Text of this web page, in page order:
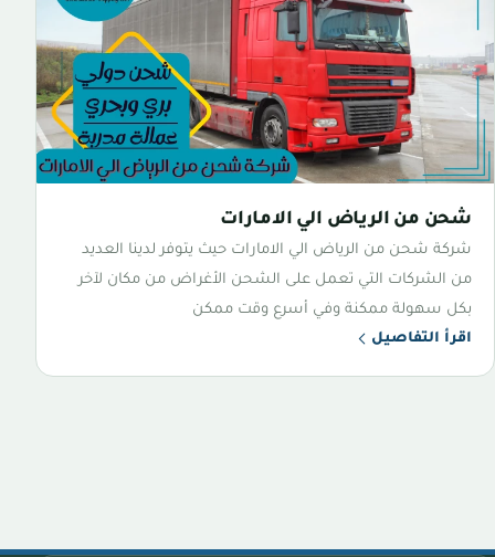
شحن من الرياض الي الامارات
شركة شحن من الرياض الي الامارات حيث يتوفر لدينا العديد
من الشركات التي تعمل على الشحن الأغراض من مكان لآخر
بكل سهولة ممكنة وفي أسرع وقت ممكن
اقرأ التفاصيل